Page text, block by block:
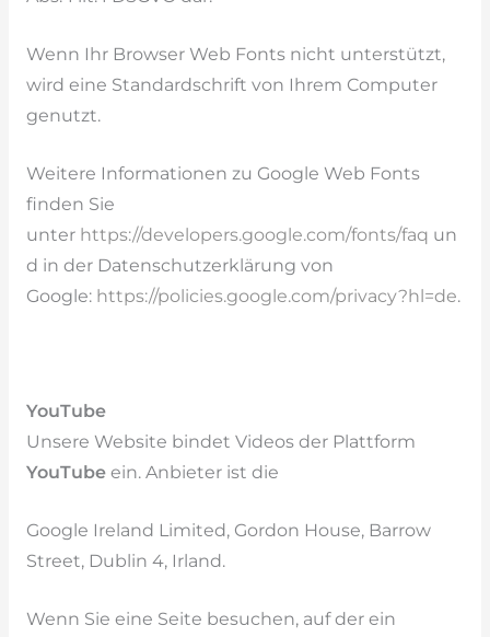
Wenn Ihr Browser Web Fonts nicht unterstützt,
wird eine Standardschrift von Ihrem Computer
genutzt.
Weitere Informationen zu Google Web Fonts
finden Sie
unter https://developers.google.com/fonts/faq un
d in der Datenschutzerklärung von
Google: https://policies.google.com/privacy?hl=de.
YouTube
Unsere Website bindet Videos der Plattform
YouTubeein. Anbieter ist die
Google Ireland Limited, Gordon House, Barrow
Street, Dublin 4, Irland.
Wenn Sie eine Seite besuchen, auf der ein